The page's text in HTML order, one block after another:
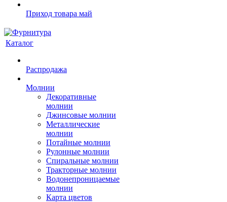
Приход товара май
Каталог
Распродажа
Молнии
Декоративные
молнии
Джинсовые молнии
Металлические
молнии
Потайные молнии
Рулонные молнии
Спиральные молнии
Тракторные молнии
Водонепроницаемые
молнии
Карта цветов